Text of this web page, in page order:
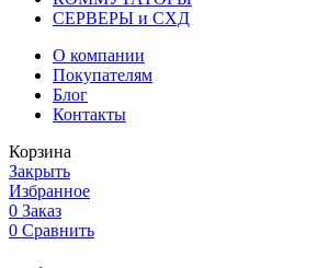
СЕРВЕРЫ и СХД
О компании
Покупателям
Блог
Контакты
Корзина
Закрыть
Избранное
0 Заказ
0 Сравнить